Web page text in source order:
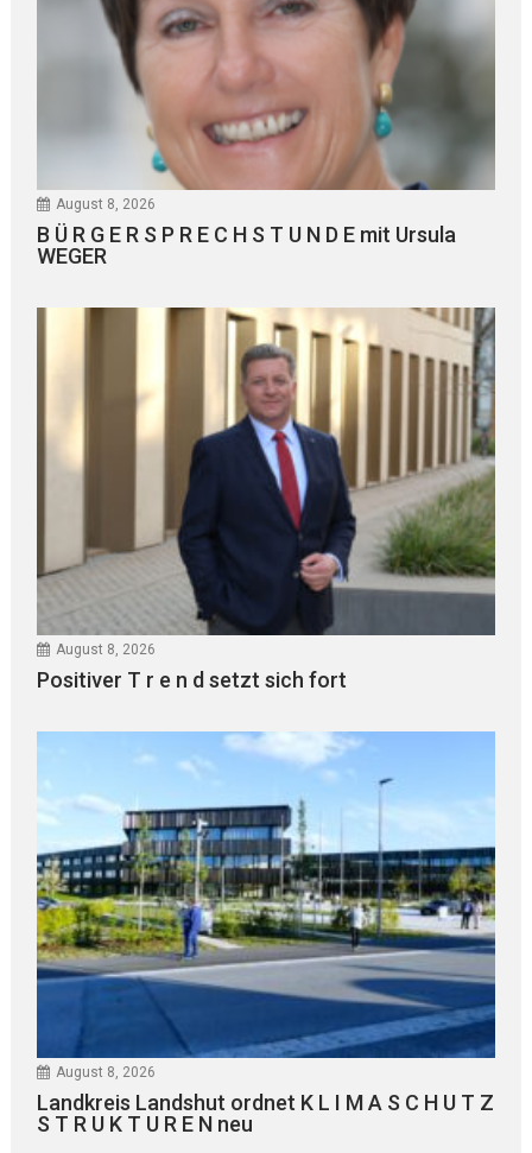
August 8, 2026
B Ü R G E R S P R E C H S T U N D E mit Ursula
WEGER
August 8, 2026
Positiver T r e n d setzt sich fort
August 8, 2026
Landkreis Landshut ordnet K L I M A S C H U T Z
S T R U K T U R E N neu